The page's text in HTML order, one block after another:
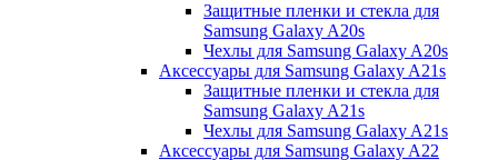
Защитные пленки и стекла для
Samsung Galaxy A20s
Чехлы для Samsung Galaxy A20s
Аксессуары для Samsung Galaxy A21s
Защитные пленки и стекла для
Samsung Galaxy A21s
Чехлы для Samsung Galaxy A21s
Аксессуары для Samsung Galaxy A22